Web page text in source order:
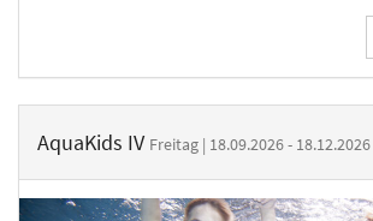
AquaKids IV Freitag | 18.09.2026 - 18.12.2026